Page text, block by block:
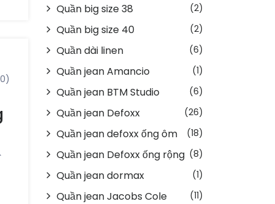
Quần big size 38 (2)
Quần big size 40 (2)
Quần dài linen (6)
Quần jean Amancio (1)
Quần jean BTM Studio (6)
Quần jean Defoxx (26)
Quần jean defoxx ống ôm (18)
Quần jean Defoxx ống rộng (8)
Quần jean dormax (1)
Quần jean Jacobs Cole (11)